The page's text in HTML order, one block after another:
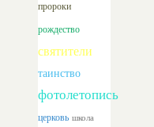
пророки
рождество
святители
таинство
фотолетопись
церковь школа